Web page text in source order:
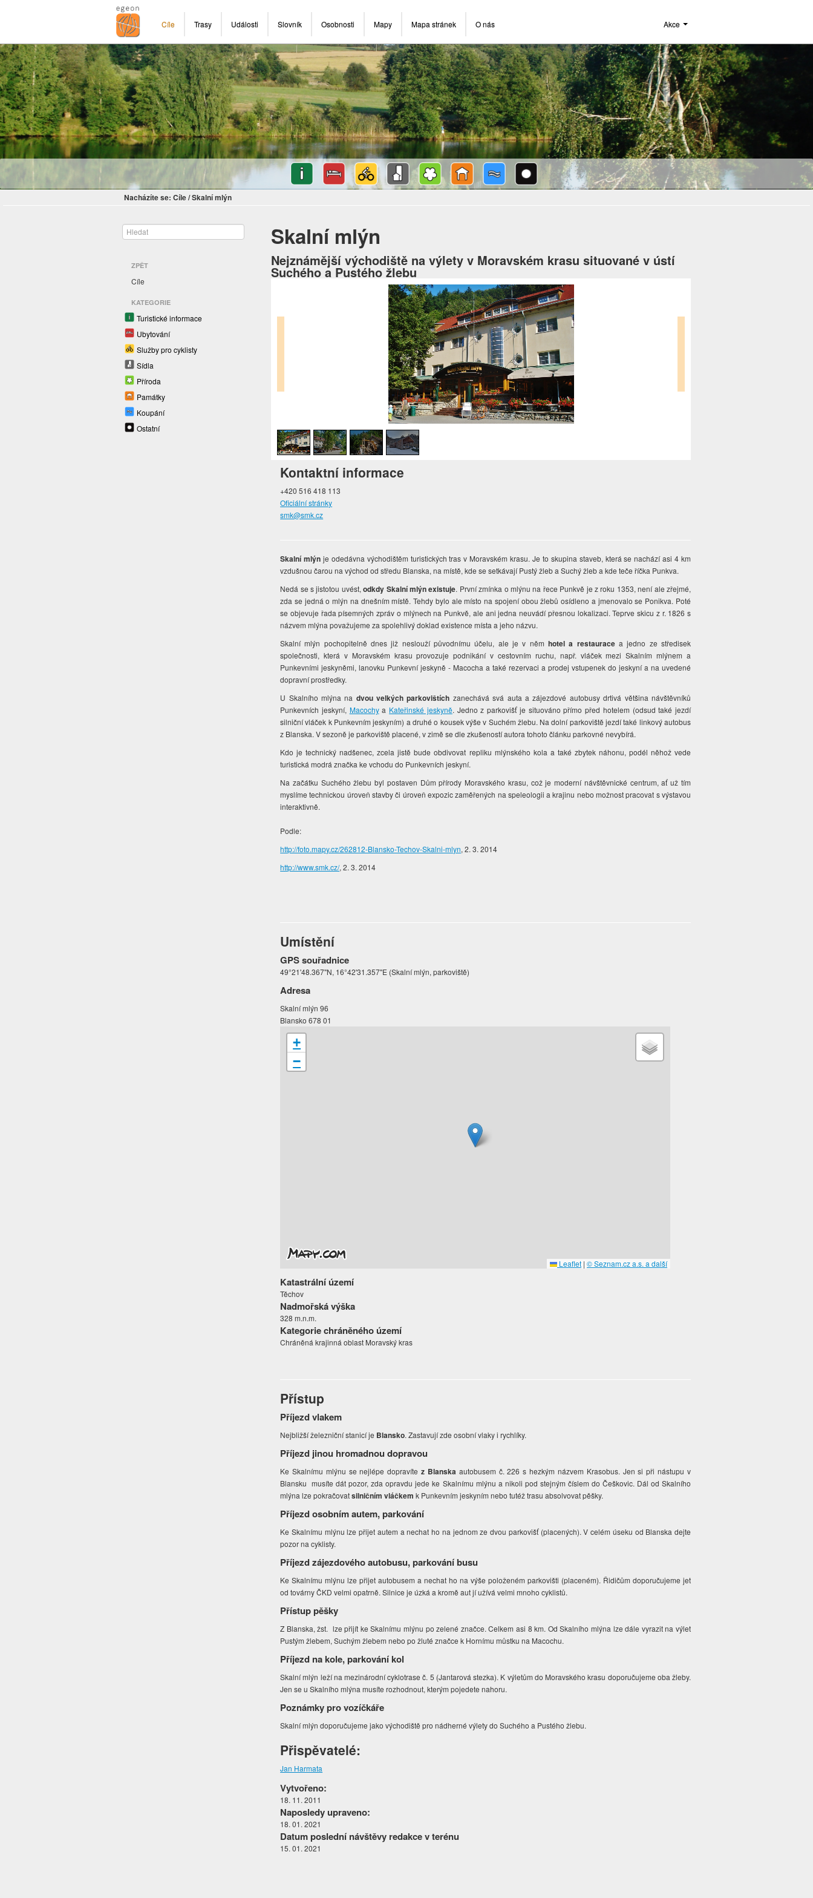
Cíle Trasy Události Slovník Osobnosti Mapy Mapa stránek O nás Akce
Nacházíte se: Cíle/Skalní mlýn
ZPĚT
Cíle
KATEGORIE
Turistické informace
Ubytování
Služby pro cyklisty
Sídla
Příroda
Památky
Koupání
Ostatní
Skalní mlýn
Nejznámější východiště na výlety v Moravském krasu situované v ústí
Suchého a Pustého žlebu
Kontaktní informace
+420 516 418 113
Oficiální stránky
smk@smk.cz
Skalní mlýn je odedávna východištěm turistických tras v Moravském krasu. Je to skupina staveb, která se nachází asi 4 km
vzdušnou čarou na východ od středu Blanska, na místě, kde se setkávají Pustý žleb a Suchý žleb a kde teče říčka Punkva.
Nedá se s jistotou uvést,odkdy Skalní mlýn existuje. První zmínka o mlýnu na řece Punkvě je z roku 1353, není ale zřejmé,
zda se jedná o mlýn na dnešním místě. Tehdy bylo ale místo na spojení obou žlebů osídleno a jmenovalo se Ponikva. Poté
se objevuje řada písemných zpráv o mlýnech na Punkvě, ale ani jedna neuvádí přesnou lokalizaci. Teprve skicu z r. 1826 s
názvem mlýna považujeme za spolehlivý doklad existence místa a jeho názvu.
Skalní mlýn pochopitelně dnes již neslouží původnímu účelu, ale je v němhotel a restauracea jedno ze středisek
společnosti, která v Moravském krasu provozuje podnikání v cestovním ruchu, např. vláček mezi Skalním mlýnem a
Punkevními jeskyněmi, lanovku Punkevní jeskyně - Macocha a také rezervaci a prodej vstupenek do jeskyní a na uvedené
dopravní prostředky.
U Skalního mlýna na dvou velkých parkovištích zanechává svá auta a zájezdové autobusy drtivá většina návštěvníků
Punkevních jeskyní, Macochya Kateřinské jeskyně. Jedno z parkovišť je situováno přímo před hotelem (odsud také jezdí
silniční vláček k Punkevním jeskyním) a druhé o kousek výše v Suchém žlebu. Na dolní parkoviště jezdí také linkový autobus
z Blanska. V sezoně je parkoviště placené, v zimě se dle zkušeností autora tohoto článku parkovné nevybírá.
Kdo je technický nadšenec, zcela jistě bude obdivovat repliku mlýnského kola a také zbytek náhonu, podél něhož vede
turistická modrá značka ke vchodu do Punkevních jeskyní.
Na začátku Suchého žlebu byl postaven Dům přírody Moravského krasu, což je moderní návštěvnické centrum, ať už tím
myslíme technickou úroveň stavby či úroveň expozic zaměřených na speleologii a krajinu nebo možnost pracovat s výstavou
interaktivně.
Podle:
http://foto.mapy.cz/262812-Blansko-Techov-Skalni-mlyn, 2. 3. 2014
http://www.smk.cz/, 2. 3. 2014
Umístění
GPS souřadnice
49°21'48.367"N, 16°42'31.357"E (Skalní mlýn, parkoviště)
Adresa
Skalní mlýn 96
Blansko 678 01
+
−
Leaflet | © Seznam.cz a.s. a další
Katastrální území
Těchov
Nadmořská výška
328 m.n.m.
Kategorie chráněného území
Chráněná krajinná oblast Moravský kras
Přístup
Příjezd vlakem
Nejbližší železniční stanicí je Blansko. Zastavují zde osobní vlaky i rychlíky.
Příjezd jinou hromadnou dopravou
Ke Skalnímu mlýnu se nejlépe dopravítez Blanska autobusem č. 226 s hezkým názvem Krasobus. Jen si při nástupu v
Blansku musíte dát pozor, zda opravdu jede ke Skalnímu mlýnu a nikoli pod stejným číslem do Češkovic. Dál od Skalního
mlýna lze pokračovatsilničním vláčkem k Punkevním jeskyním nebo tutéž trasu absolvovat pěšky.
Příjezd osobním autem, parkování
Ke Skalnímu mlýnu lze přijet autem a nechat ho na jednom ze dvou parkovišť (placených). V celém úseku od Blanska dejte
pozor na cyklisty.
Příjezd zájezdového autobusu, parkování busu
Ke Skalnímu mlýnu lze přijet autobusem a nechat ho na výše položeném parkovišti (placeném). Řidičům doporučujeme jet
od továrny ČKD velmi opatrně. Silnice je úzká a kromě aut jí užívá velmi mnoho cyklistů.
Přístup pěšky
Z Blanska, žst. lze přijít ke Skalnímu mlýnu po zelené značce. Celkem asi 8 km. Od Skalního mlýna lze dále vyrazit na výlet
Pustým žlebem, Suchým žlebem nebo po žluté značce k Hornímu můstku na Macochu.
Příjezd na kole, parkování kol
Skalní mlýn leží na mezinárodní cyklotrase č. 5 (Jantarová stezka). K výletům do Moravského krasu doporučujeme oba žleby.
Jen se u Skalního mlýna musíte rozhodnout, kterým pojedete nahoru.
Poznámky pro vozíčkáře
Skalní mlýn doporučujeme jako východiště pro nádherné výlety do Suchého a Pustého žlebu.
Přispěvatelé:
Jan Harmata
Vytvořeno:
18. 11. 2011
Naposledy upraveno:
18. 01. 2021
Datum poslední návštěvy redakce v terénu
15. 01. 2021